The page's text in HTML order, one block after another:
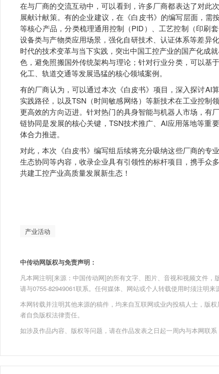
在与厂商的交流互动中，可以看到，许多厂商都表达了对此
展献计献策。有的企业建议，在《白皮书》的编写层面，
等核心产品，分类梳理通用控制（PID）、工艺控制（印刷
设备类与产物类应用场景，强化自研技术、认证体系等差异
时代的技术变革与当下实践，突出中国工控产业的国产化成
色，避免照搬国外传统架构与理论；针对行业分类，可以基
化工、轨道交通等发展迅猛的核心领域案例。
有的厂商认为，可以通过本次《白皮书》项目，深入探讨AI
实践路径，以及TSN（时间敏感网络）等新技术在工业控制
更高效的方向迈进。针对热门的具身智能与机器人市场，有
链协同是发展的核心关键，TSN技术推广、AI应用落地等重
体合力推进。
对此，本次《白皮书》编写组后续将充分吸纳这些厂商的专
生态协同等内容，收录企业具有引领性的标杆项目，携手众
共建工控产业高质量发展新生态！
产业活动
中传动网版权与免责声明：
凡本网注明[来源：中国传动网]的所有文字、图片、音视和视频文件
请与0755-82949061联系。任何媒体、网站或个人转载使用时须注明
本网转载并注明其他来源的稿件，均来自互联网或业内投稿人士，版
者自负版权法律责任。
如涉及作品内容、版权等问题，请在作品发表之日起一周内与本网联